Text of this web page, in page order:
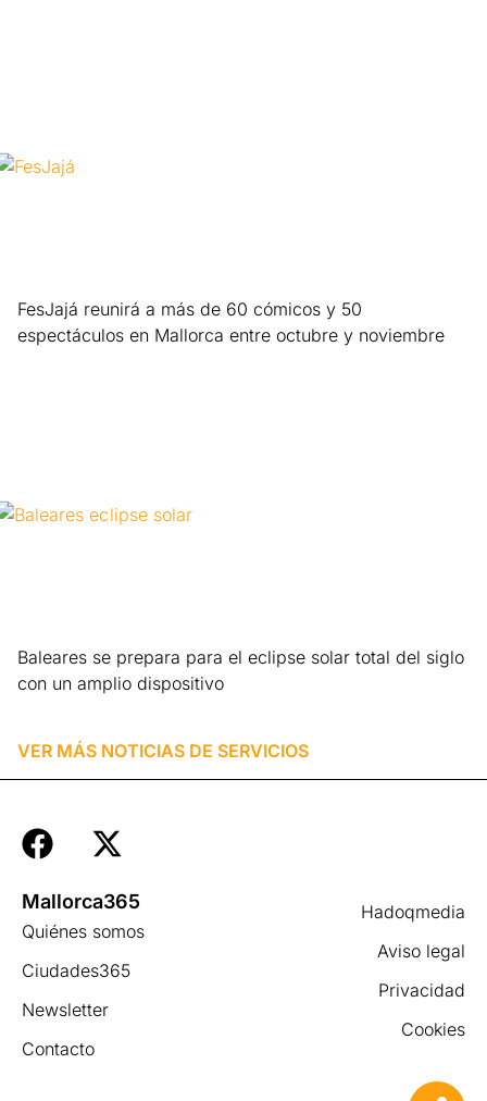
FesJajá reunirá a más de 60 cómicos y 50
espectáculos en Mallorca entre octubre y noviembre
Baleares se prepara para el eclipse solar total del siglo
con un amplio dispositivo
VER MÁS NOTICIAS DE SERVICIOS
Hadoqmedia
Aviso legal
Privacidad
Cookies
Mallorca365
Quiénes somos
Ciudades365
Newsletter
Contacto